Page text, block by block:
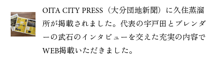
OITA CITY PRESS（大分団地新聞）に久住蒸溜
所が掲載されました。代表の宇戸田とブレンダ
ーの武石のインタビューを交えた充実の内容で
WEB掲載いただきました。